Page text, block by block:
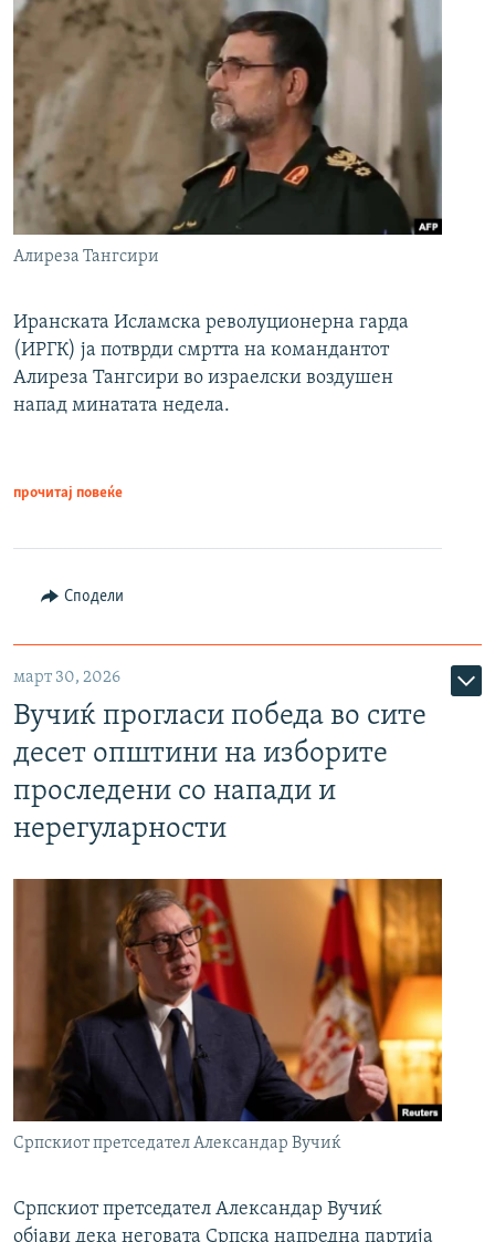
Алиреза Тангсири
Иранската Исламска револуционерна гарда
(ИРГК) ја потврди смртта на командантот
Алиреза Тангсири во израелски воздушен
напад минатата недела.
прочитај повеќе
Сподели
март 30, 2026
Вучиќ прогласи победа во сите
десет општини на изборите
проследени со напади и
нерегуларности
Српскиот претседател Александар Вучиќ
Српскиот претседател Александар Вучиќ
објави дека неговата Српска напредна партија